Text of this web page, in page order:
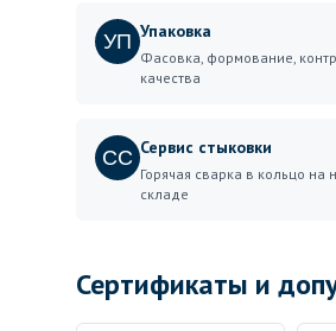
УП Упаковка
Фасовка, формование,
качества
СС Сервис стыковки
Горячая сварка в кольцо на
складе
Сертификаты и